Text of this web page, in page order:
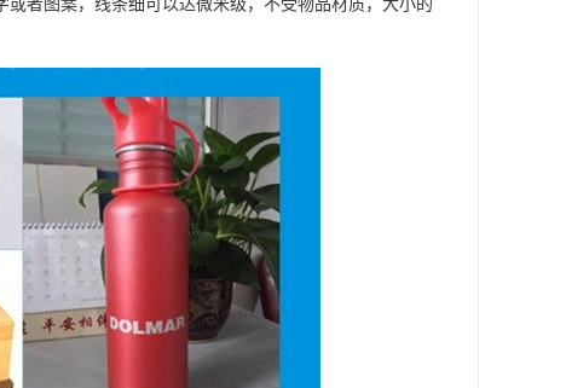
者图案，线条细可以达微米级，不受物品材质，大小的